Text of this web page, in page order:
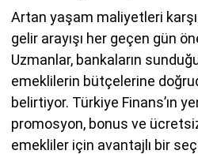
Artan yaşam maliyetleri
gelir arayışı her geçen gün
Uzmanlar, bankaların
emeklilerin bütçelerine
belirtiyor. Türkiye Finans’ın
promosyon, bonus ve
emekliler için avantajlı bir